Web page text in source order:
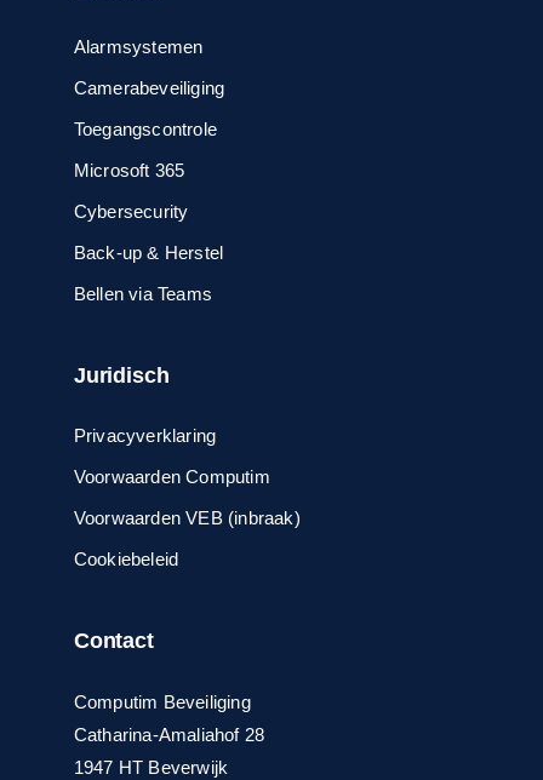
Alarmsystemen
Camerabeveiliging
Toegangscontrole
Microsoft 365
Cybersecurity
Back-up & Herstel
Bellen via Teams
Juridisch
Privacyverklaring
Voorwaarden Computim
Voorwaarden VEB (inbraak)
Cookiebeleid
Contact
Computim Beveiliging
Catharina-Amaliahof 28
1947 HT Beverwijk